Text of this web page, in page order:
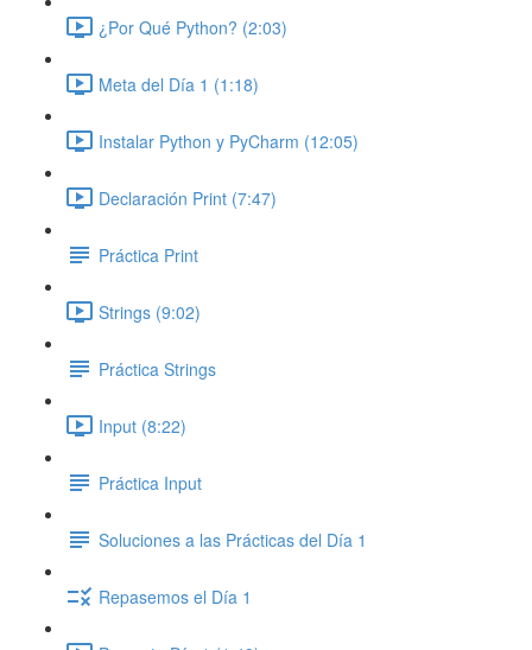
¿Por Qué Python? (2:03)
Meta del Día 1 (1:18)
Instalar Python y PyCharm (12:05)
Declaración Print (7:47)
Práctica Print
Strings (9:02)
Práctica Strings
Input (8:22)
Práctica Input
Soluciones a las Prácticas del Día 1
Repasemos el Día 1